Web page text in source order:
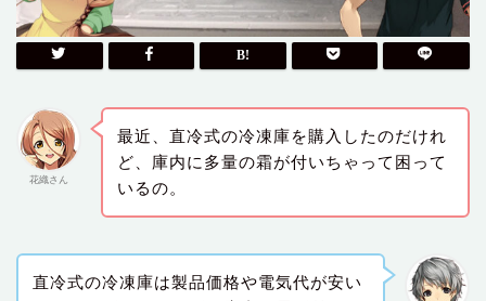
花織さん
最近、直冷式の冷凍庫を購入したのだけれ
ど、庫内に多量の霜が付いちゃって困って
いるの。
直冷式の冷凍庫は製品価格や電気代が安い